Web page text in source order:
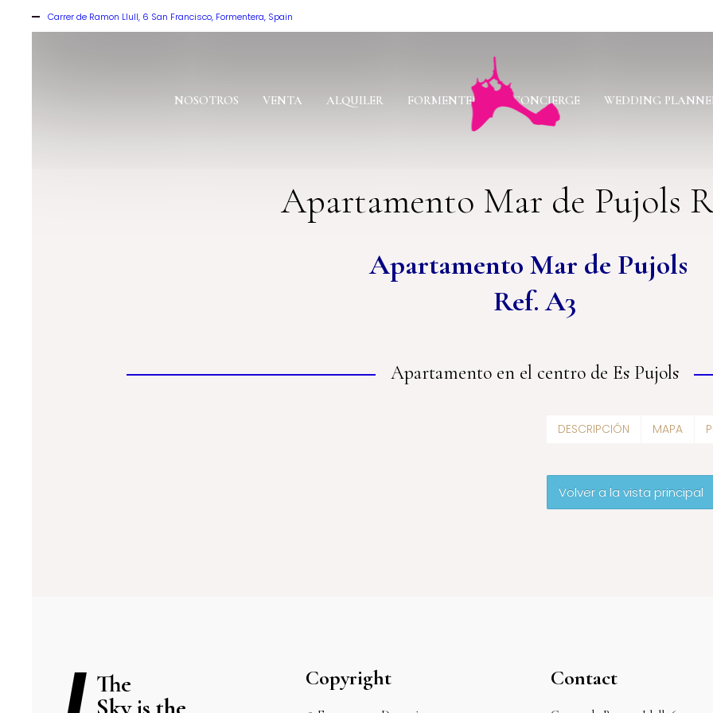
Carrer de Ramon Llull, 6 San Francisco, Formentera, Spain
NOSOTROS VENTA ALQUILER FORMENTERA CONCIERGE WEDDING
Apartamento Mar de Pujols
Apartamento Mar de Pujols
Ref. A3
Apartamento en el centro de Es Pujols
DESCRIPCIÓN MAPA
Volver a la vista principal
The
Copyright Contact